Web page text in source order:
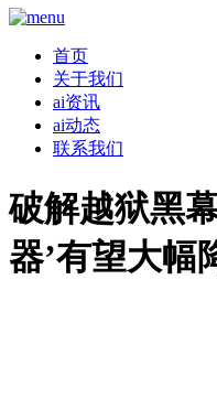
首页
关于我们
ai资讯
ai动态
联系我们
破解越狱黑
器’有望大幅